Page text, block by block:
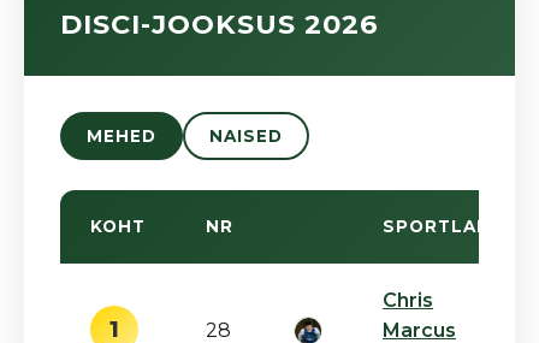
DISCI-JOOKSUS 2026
MEHED NAISED
KOHT NR SPORTLANE
1 28
Chris
Marcus